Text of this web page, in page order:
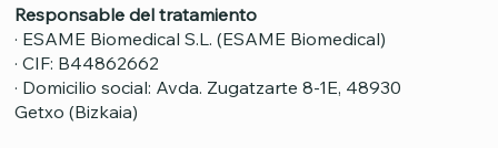
Responsable del tratamiento
· ESAME Biomedical S.L. (ESAME Biomedical)
· CIF: B44862662
· Domicilio social: Avda. Zugatzarte 8-1E, 48930
Getxo (Bizkaia)